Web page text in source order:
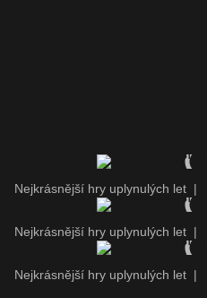
Nejkrásnější hry uplynulých let |
Nejkrásnější hry uplynulých let |
Nejkrásnější hry uplynulých let |